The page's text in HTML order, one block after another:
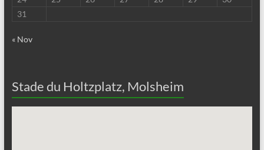
31
« Nov
Stade du Holtzplatz, Molsheim